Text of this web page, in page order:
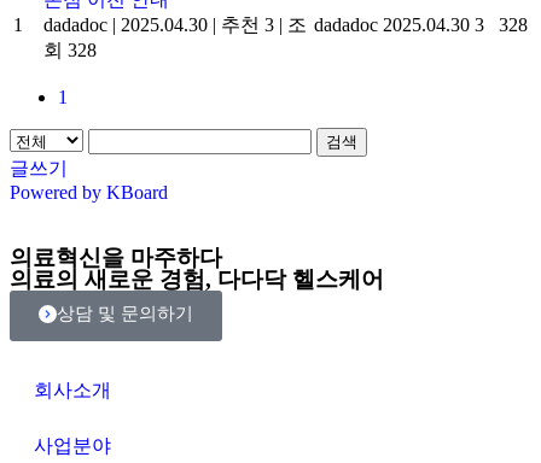
1
dadadoc | 2025.04.30 | 추천 3 | 조
회 328
dadadoc 2025.04.30 3 328
1
검색
글쓰기
Powered by KBoard
의료혁신을 마주하다
의료의 새로운 경험, 다다닥 헬스케어
상담 및 문의하기
회사소개
사업분야